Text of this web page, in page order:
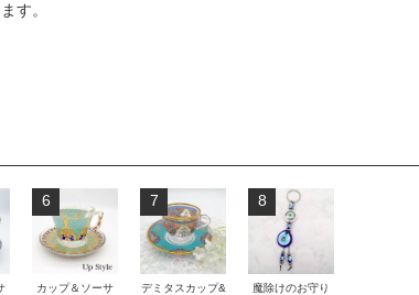
す。
6
カップ＆ソーサ
7
デミタスカップ&
8
魔除けのお守り